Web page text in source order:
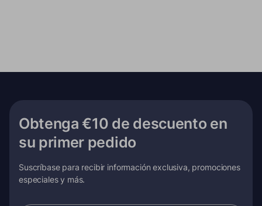
Obtenga €10 de descuento en
su primer pedido
Suscríbase para recibir información exclusiva, promociones
especiales y más.